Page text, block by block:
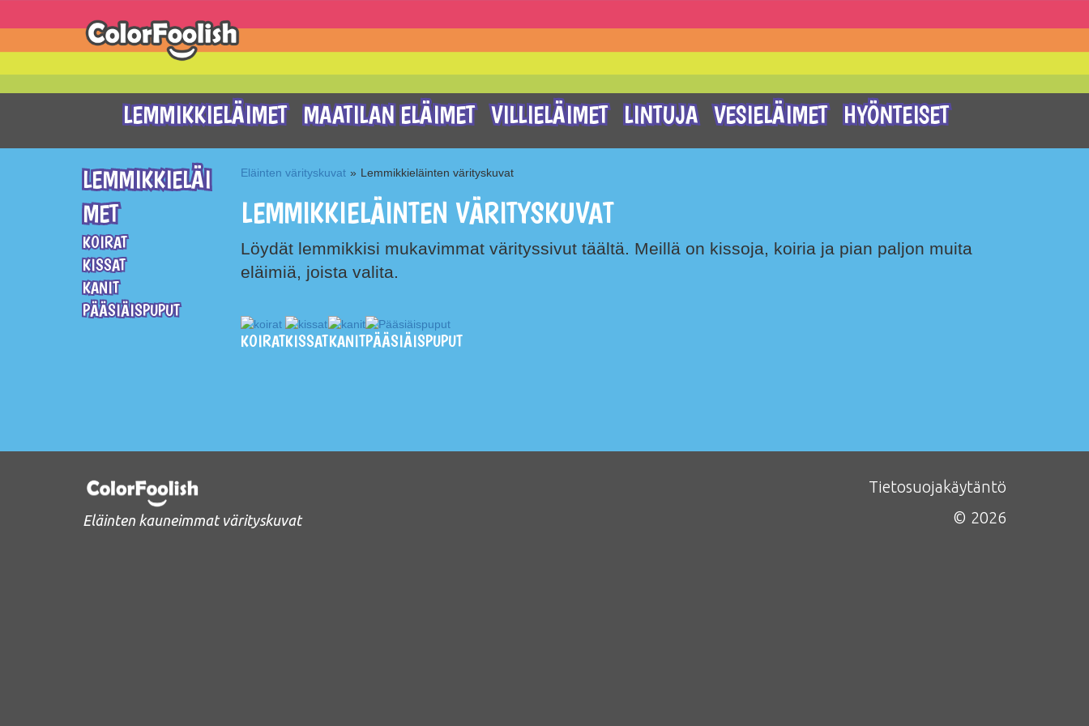
LEMMIKKIELÄIMET MAATILAN ELÄIMET VILLIELÄIMET LINTUJA VESIELÄIMET HYÖNTEISET
LEMMIKKIELÄI
MET
KOIRAT
KISSAT
KANIT
PÄÄSIÄISPUPUT
Eläinten värityskuvat » Lemmikkieläinten värityskuvat
LEMMIKKIELÄINTEN VÄRITYSKUVAT
Löydät lemmikkisi mukavimmat värityssivut täältä. Meillä on kissoja, koiria ja pian paljon muita
eläimiä, joista valita.
KOIRATKISSATKANITPÄÄSIÄISPUPUT
Eläinten kauneimmat värityskuvat
Tietosuojakäytäntö
© 2026